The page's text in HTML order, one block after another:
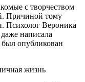
с творчеством
Причиной тому
Психолог Вероника
написала
опубликован